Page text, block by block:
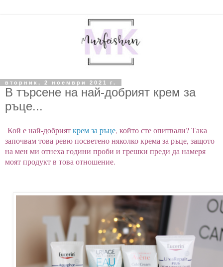
вторник, 2 ноември 2021 г.
В търсене на най-добрият крем за
ръце...
Кой е най-добрияткрем за ръце, който сте опитвали? Така
започвам това ревю посветено няколко крема за ръце, защото
на мен ми отнеха години проби и грешки преди да намеря
моят продукт в това отношение.